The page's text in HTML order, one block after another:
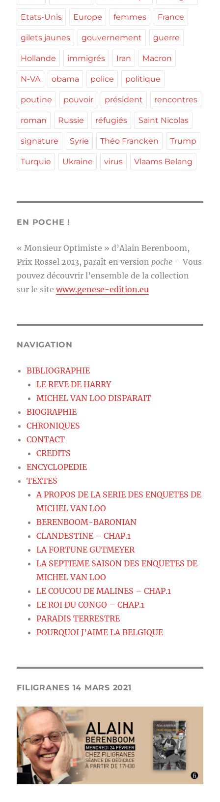
Etats-Unis Europe femmes France
gilets jaunes gouvernement guerre
Hollande immigrés Iran Macron
N-VA obama police politique
poutine pouvoir président rencontres
roman Russie réfugiés Saint Nicolas
signature Syrie Théo Francken Trump
Turquie Ukraine virus Vlaams Belang
EN POCHE !
« Monsieur Optimiste » d’Alain Berenboom,
Prix Rossel 2013, paraît en version poche – Vous
pouvez découvrir l’ensemble de la collection
sur le sitewww.genese-edition.eu
NAVIGATION
BIBLIOGRAPHIE
LE REVE DE HARRY
MICHEL VAN LOO DISPARAIT
BIOGRAPHIE
CHRONIQUES
CONTACT
CREDITS
ENCYCLOPEDIE
TEXTES
A PROPOS DE LA SERIE DES ENQUETES DE
MICHEL VAN LOO
BERENBOOM-BARONIAN
CLANDESTINE – CHAP.1
LA FORTUNE GUTMEYER
LA SEPTIEME SAISON DES ENQUETES DE
MICHEL VAN LOO
LE COUCOU DE MALINES – CHAP.1
LE ROI DU CONGO – CHAP.1
PARADIS TERRESTRE
POURQUOI J’AIME LA BELGIQUE
FILIGRANES 14 MARS 2021